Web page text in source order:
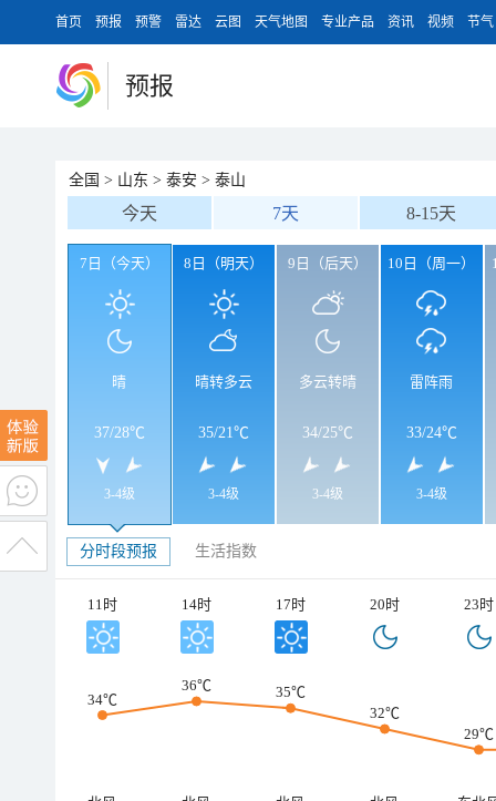
首页 预报 预警 雷达 云图 天气地图 专业产品 资讯 视频 节气
预报
全国 > 山东 > 泰安 > 泰山
今天 7天 8-15天
7日（今天）
晴
37/28℃
3-4级
8日（明天）
晴转多云
35/21℃
3-4级
9日（后天）
多云转晴
34/25℃
3-4级
10日（周一）
雷阵雨
33/24℃
3-4级
分时段预报 生活指数
11时 14时 17时 20时 23时
34℃
36℃
35℃
32℃
29℃